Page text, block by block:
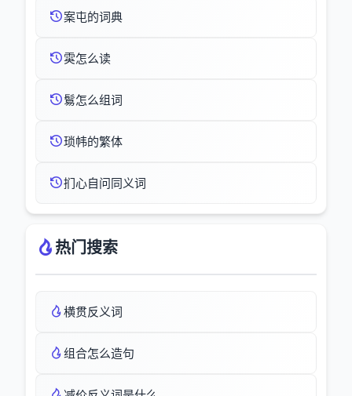
案屯的词典
雵怎么读
鬄怎么组词
琐帏的繁体
扪心自问同义词
热门搜索
横贯反义词
组合怎么造句